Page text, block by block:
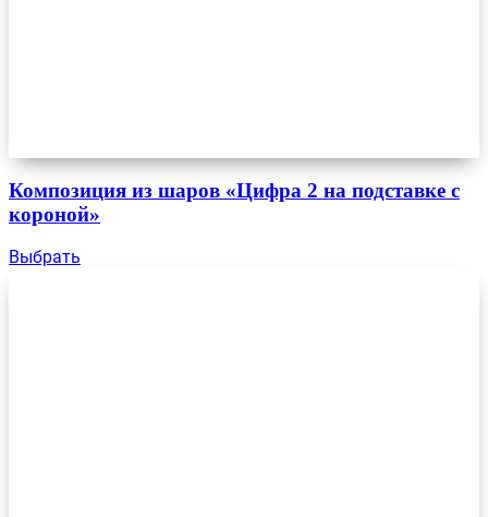
Композиция из шаров «Цифра 2 на подставке с
короной»
Выбрать